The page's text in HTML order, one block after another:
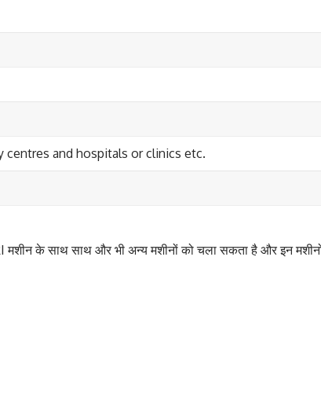
centres and hospitals or clinics etc.
के साथ साथ और भी अन्य मशीनों को चला सकता है और इन मशीनों